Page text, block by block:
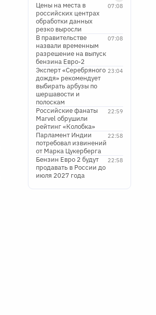
07:08
Цены на места в
российских центрах
обработки данных
резко выросли
07:08
В правительстве
назвали временным
разрешение на выпуск
бензина Евро-2
23:04
Эксперт «Серебряного
дождя» рекомендует
выбирать арбузы по
шершавости и
полоскам
22:59
Российские фанаты
Marvel обрушили
рейтинг «Колобка»
22:58
Парламент Индии
потребовал извинений
от Марка Цукерберга
22:58
Бензин Евро 2 будут
продавать в России до
июля 2027 года